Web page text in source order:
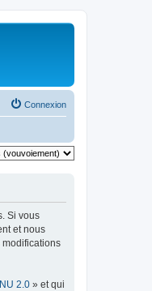
Connexion
Si vous
et nous
modifications
2.0 » et qui